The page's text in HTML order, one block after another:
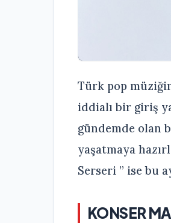
Türk pop
iddialı bir giriş
gündemde olan
yaşatmaya
Serseri ” ise bu
KONSER